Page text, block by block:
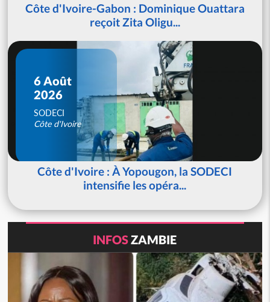
Côte d'Ivoire-Gabon : Dominique Ouattara
reçoit Zita Oligu...
6 Août
2026
SODECI
Côte d'Ivoire
Côte d'Ivoire : À Yopougon, la SODECI
intensifie les opéra...
INFOSZAMBIE